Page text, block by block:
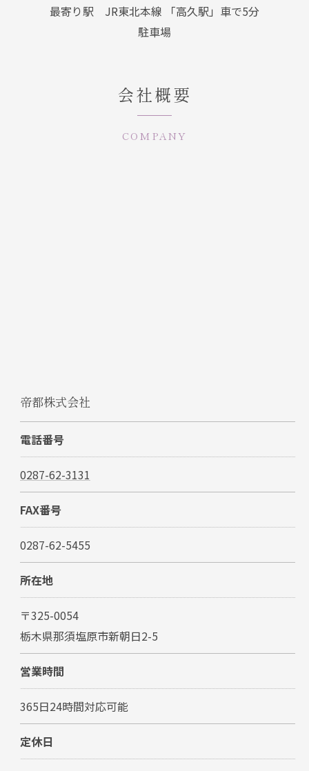
最寄り駅 JR東北本線 「高久駅」車で5分
駐車場
会社概要
COMPANY
帝都株式会社
電話番号
0287-62-3131
FAX番号
0287-62-5455
所在地
〒325-0054
栃木県那須塩原市新朝日2-5
営業時間
365日24時間対応可能
定休日
お問い合わせ・ご相談はこちら